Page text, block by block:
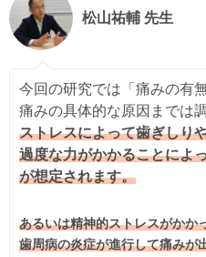
松山祐輔 先生
今回の研究では「痛みの有
痛みの具体的な原因までは
ストレスによって歯ぎしり
過度な力がかかることによ
が想定されます。
あるいは精神的ストレスがかか
歯周病の炎症が進行して痛みが